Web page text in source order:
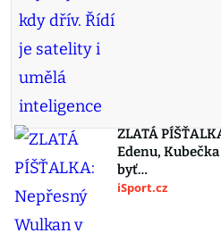
ZLATÁ
Edenu,
byť…
iSport.cz